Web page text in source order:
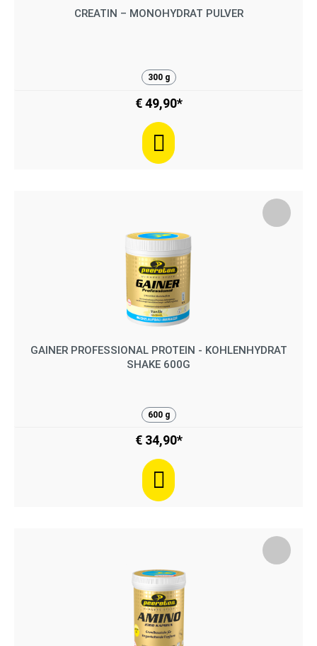
CREATIN – MONOHYDRAT PULVER
300 g
€ 49,90*
GAINER PROFESSIONAL PROTEIN - KOHLENHYDRAT
SHAKE 600G
600 g
€ 34,90*